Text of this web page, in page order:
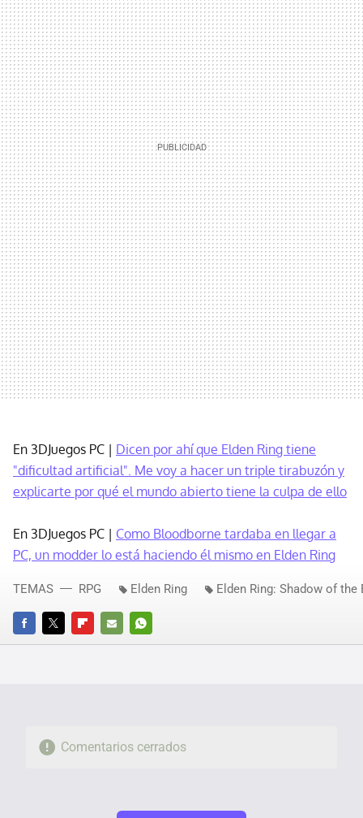
En 3DJuegos PC | Dicen por ahí que Elden Ring tiene
"dificultad artificial". Me voy a hacer un triple tirabuzón y
explicarte por qué el mundo abierto tiene la culpa de ello
En 3DJuegos PC | Como Bloodborne tardaba en llegar a
PC, un modder lo está haciendo él mismo en Elden Ring
FACEBOOKTWITTERFLIPBOARD
E-
WHATSAPP
TEMAS RPG Elden Ring Elden Ring: Shadow of the
Comentarios cerrados